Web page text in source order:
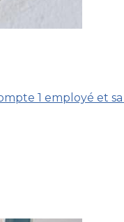
1 employé et